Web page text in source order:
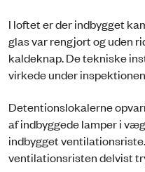
I loftet er der indbygget
glas var rengjort og uden
kaldeknap. De tekniske
virkede under
Detentionslokalerne
af indbyggede lamper i
indbygget
ventilationsristen delvist